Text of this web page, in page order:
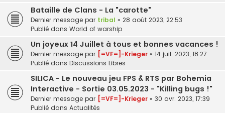
Bataille de Clans - La "carotte"
Dernier message par tribal « 28 août 2023, 22:53
Publié dans World of warship
Un joyeux 14 Juillet à tous et bonnes vacances !
Dernier message par [=VF=]-Krieger « 14 juil. 2023, 18:27
Publié dans Discussions Libres
SILICA - Le nouveau jeu FPS & RTS par Bohemia
Interactive - Sortie 03.05.2023 - "Killing bugs !"
Dernier message par [=VF=]-Krieger « 30 avr. 2023, 17:39
Publié dans Actualités